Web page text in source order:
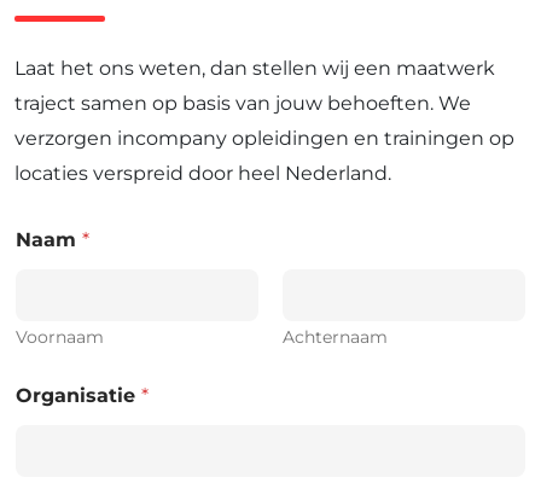
Laat het ons weten, dan stellen wij een maatwerk
traject samen op basis van jouw behoeften. We
verzorgen incompany opleidingen en trainingen op
locaties verspreid door heel Nederland.
Naam *
Voornaam Achternaam
Organisatie *